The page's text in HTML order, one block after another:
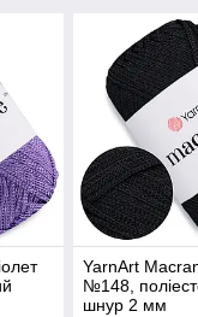
YarnArt
№148,
шнур 2 мм